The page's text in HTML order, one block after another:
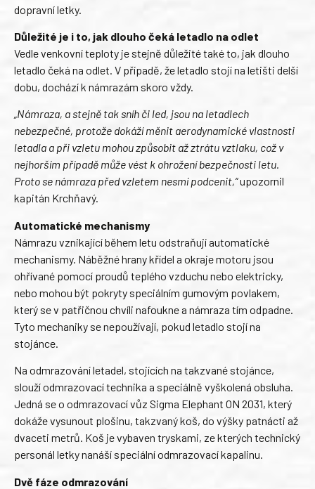
dopravní letky.
Důležité je i to, jak dlouho čeká letadlo na odlet
Vedle venkovní teploty je stejně důležité také to, jak dlouho
letadlo čeká na odlet. V případě, že letadlo stojí na letišti delší
dobu, dochází k námrazám skoro vždy.
„Námraza, a stejně tak sníh či led, jsou na letadlech
nebezpečné, protože dokáží měnit aerodynamické vlastnosti
letadla a při vzletu mohou způsobit až ztrátu vztlaku, což v
nejhorším případě může vést k ohrožení bezpečnosti letu.
Proto se námraza před vzletem nesmí podcenit,“upozornil
kapitán Krchňavý.
Automatické mechanismy
Námrazu vznikající během letu odstraňují automatické
mechanismy. Náběžné hrany křídel a okraje motoru jsou
ohřívané pomocí proudů teplého vzduchu nebo elektricky,
nebo mohou být pokryty speciálním gumovým povlakem,
který se v patřičnou chvíli nafoukne a námraza tím odpadne.
Tyto mechaniky se nepoužívají, pokud letadlo stojí na
stojánce.
Na odmrazování letadel, stojících na takzvané stojánce,
slouží odmrazovací technika a speciálně vyškolená obsluha.
Jedná se o odmrazovací vůz Sigma Elephant ON 2031, který
dokáže vysunout plošinu, takzvaný koš, do výšky patnácti až
dvaceti metrů. Koš je vybaven tryskami, ze kterých technický
personál letky nanáší speciální odmrazovací kapalinu.
Dvě fáze odmrazování